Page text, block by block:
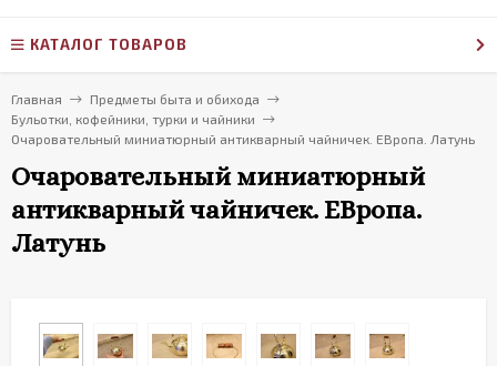
КАТАЛОГ ТОВАРОВ
Главная
Предметы быта и обихода
Бульотки, кофейники, турки и чайники
Очаровательный миниатюрный антикварный чайничек. ЕВропа. Латунь
Очаровательный миниатюрный
антикварный чайничек. ЕВропа.
Латунь